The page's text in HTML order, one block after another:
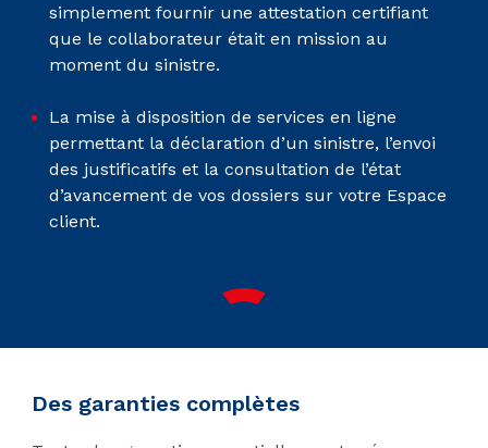
simplement fournir une attestation certifiant
que le collaborateur était en mission au
moment du sinistre.
La mise à disposition de services en ligne
permettant la déclaration d’un sinistre, l’envoi
des justificatifs et la consultation de l’état
d’avancement de vos dossiers sur votre Espace
client.
Des garanties complètes